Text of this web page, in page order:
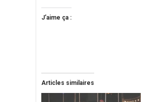
J’aime ça :
Articles similaires